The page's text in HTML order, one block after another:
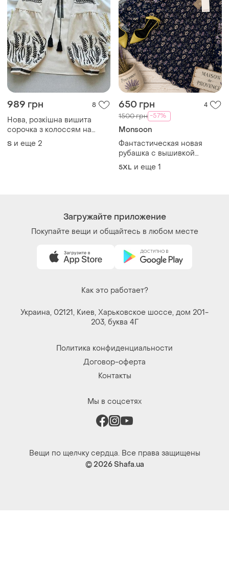
989 грн 8
Нова, розкішна вишита
сорочка з колоссям на
рукавах, під домоткане
полотно, красивий пишний
S и еще 2
650 грн 4
1500 грн -57%
Monsoon
Фантастическая новая
рубашка с вышивкой
большого размера батал
5XL и еще 1
Загружайте приложение
Покупайте вещи и общайтесь в любом месте
Как это работает?
Украина, 02121, Киев, Харьковское шоссе, дом 201-
203, буква 4Г
Политика конфиденциальности
Договор-оферта
Контакты
Мы в соцсетях
Вещи по щелчку сердца. Все права защищены
© 2026Shafa.ua